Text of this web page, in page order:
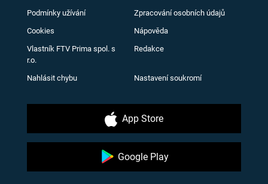
Podmínky užívání Zpracování osobních údajů
Cookies Nápověda
Vlastník FTV Prima spol. s
r.o.
Redakce
Nahlásit chybu Nastavení soukromí
App Store
Google Play